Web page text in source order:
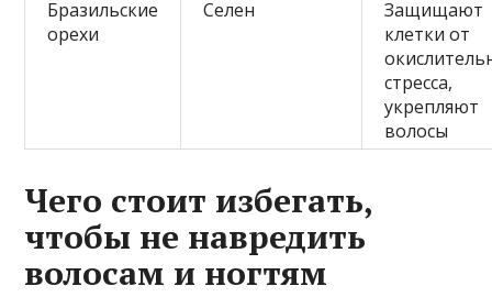
Бразильские
орехи
Селен
Защищают
клетки от
стресса,
укрепляют
волосы
Чего стоит избегать,
чтобы не навредить
волосам и ногтям